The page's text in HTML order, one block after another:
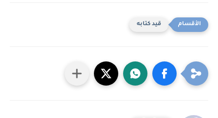
قيد كتابه